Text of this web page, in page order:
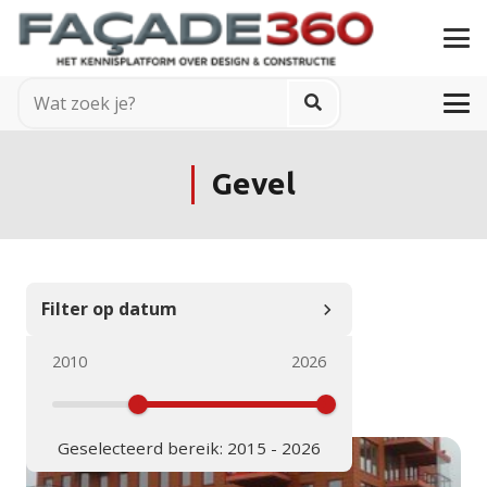
Gevel
Filter op datum
2010 2026
Geselecteerd bereik: 2015 - 2026
Filter